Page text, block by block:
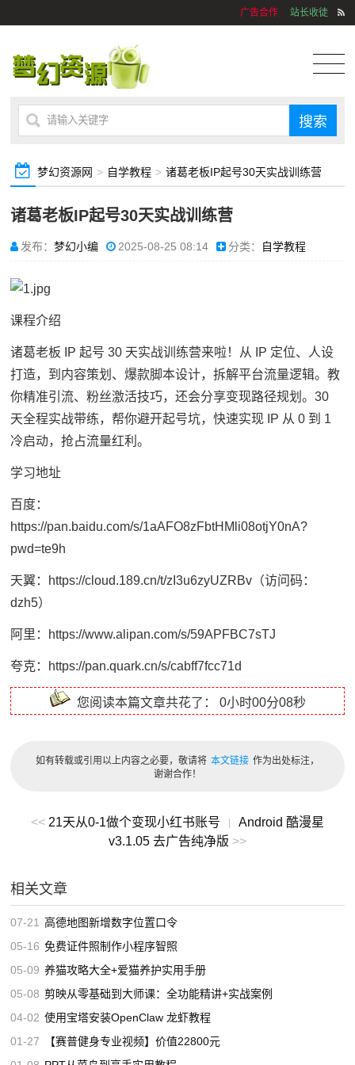
广告合作 站长收徒
梦幻资源网 > 自学教程 > 诸葛老板IP起号30天实战训练营
诸葛老板IP起号30天实战训练营
发布：梦幻小编 2025-08-25 08:14 分类： 自学教程
课程介绍
诸葛老板 IP 起号 30 天实战训练营来啦！从 IP 定位、人设
打造，到内容策划、爆款脚本设计，拆解平台流量逻辑。教
你精准引流、粉丝激活技巧，还会分享变现路径规划。30
天全程实战带练，帮你避开起号坑，快速实现 IP 从 0 到 1
冷启动，抢占流量红利。
学习地址
百度：
https://pan.baidu.com/s/1aAFO8zFbtHMli08otjY0nA?
pwd=te9h
天翼：https://cloud.189.cn/t/zI3u6zyUZRBv（访问码：
dzh5）
阿里：https://www.alipan.com/s/59APFBC7sTJ
夸克：https://pan.quark.cn/s/cabff7fcc71d
您阅读本篇文章共花了： 0小时00分08秒
如有转载或引用以上内容之必要，敬请将 本文链接 作为出处标注，
谢谢合作！
<< 21天从0-1做个变现小红书账号 |
Android 酷漫星
v3.1.05 去广告纯净版 >>
相关文章
07-21 高德地图新增数字位置口令
05-16 免费证件照制作小程序智照
05-09 养猫攻略大全+爱猫养护实用手册
05-08 剪映从零基础到大师课：全功能精讲+实战案例
04-02 使用宝塔安装OpenClaw 龙虾教程
01-27
【赛普健身专业视频】价值22800元